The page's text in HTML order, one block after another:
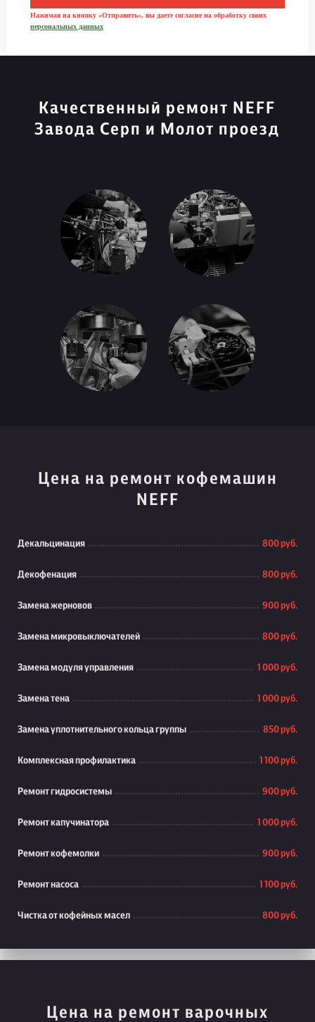
Нажимая на кнопку «Отправить», вы даете согласие на обработку своих
персональных данных
Качественный ремонт NEFF
Завода Серп и Молот проезд
Цена на ремонт кофемашин
NEFF
Декальцинация 800 руб.
Декофенация 800 руб.
Замена жерновов 900 руб.
Замена микровыключателей 800 руб.
Замена модуля управления 1 000 руб.
Замена тена 1 000 руб.
Замена уплотнительного кольца группы 850 руб.
Комплексная профилактика 1 100 руб.
Ремонт гидросистемы 900 руб.
Ремонт капучинатора 1 000 руб.
Ремонт кофемолки 900 руб.
Ремонт насоса 1 100 руб.
Чистка от кофейных масел 800 руб.
Цена на ремонт варочных